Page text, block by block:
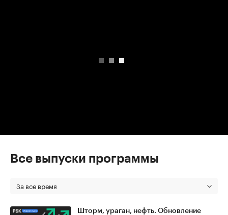
Все выпуски программы
За все время
Шторм, ураган, нефть. Обновление